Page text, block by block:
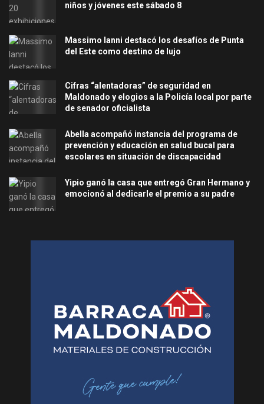
niños y jóvenes este sábado 8
Massimo Ianni destacó los desafíos de Punta
del Este como destino de lujo
Cifras “alentadoras” de seguridad en
Maldonado y elogios a la Policía local por parte
de senador oficialista
Abella acompañó instancia del programa de
prevención y educación en salud bucal para
escolares en situación de discapacidad
Yipio ganó la casa que entregó Gran Hermano y
emocionó al dedicarle el premio a su padre